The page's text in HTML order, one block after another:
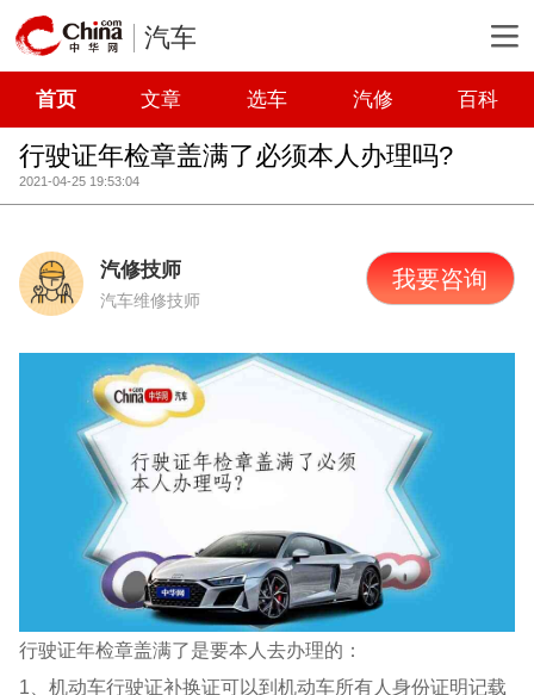
汽车
首页 文章 选车 汽修 百科
行驶证年检章盖满了必须本人办理吗?
2021-04-25 19:53:04
汽修技师
汽车维修技师
我要咨询
行驶证年检章盖满了是要本人去办理的：
1、机动车行驶证补换证可以到机动车所有人身份证明记载